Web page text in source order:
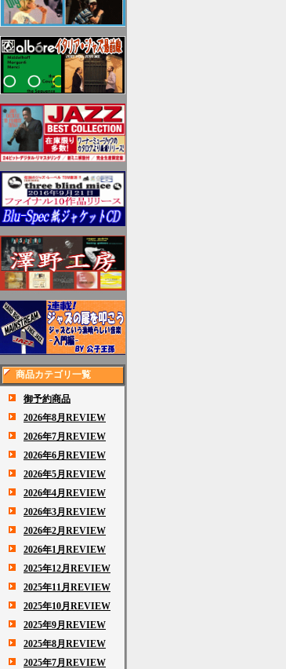
商品カテゴリ一覧
御予約商品
2026年8月REVIEW
2026年7月REVIEW
2026年6月REVIEW
2026年5月REVIEW
2026年4月REVIEW
2026年3月REVIEW
2026年2月REVIEW
2026年1月REVIEW
2025年12月REVIEW
2025年11月REVIEW
2025年10月REVIEW
2025年9月REVIEW
2025年8月REVIEW
2025年7月REVIEW